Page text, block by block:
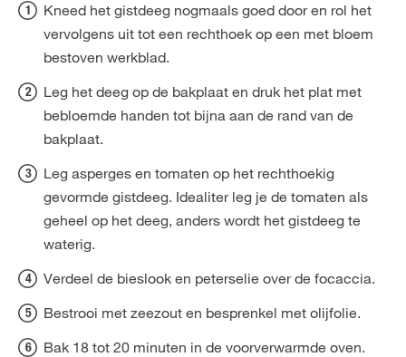
Kneed het gistdeeg nogmaals goed door en rol het
vervolgens uit tot een rechthoek op een met bloem
bestoven werkblad.
Leg het deeg op de bakplaat en druk het plat met
bebloemde handen tot bijna aan de rand van de
bakplaat.
Leg asperges en tomaten op het rechthoekig
gevormde gistdeeg. Idealiter leg je de tomaten als
geheel op het deeg, anders wordt het gistdeeg te
waterig.
Verdeel de bieslook en peterselie over de focaccia.
Bestrooi met zeezout en besprenkel met olijfolie.
Bak 18 tot 20 minuten in de voorverwarmde oven.